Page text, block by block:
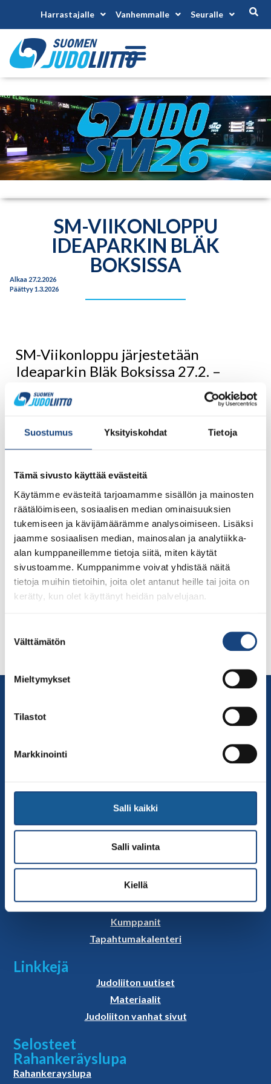
Suostumus Yksityiskohdat Tietoja
Tämä sivusto käyttää evästeitä
Käytämme evästeitä tarjoamamme sisällön ja mainosten
räätälöimiseen, sosiaalisen median ominaisuuksien
tukemiseen ja kävijämäärämme analysoimiseen. Lisäksi
jaamme sosiaalisen median, mainosalan ja analytiikka-
alan kumppaneillemme tietoja siitä, miten käytät
sivustoamme. Kumppanimme voivat yhdistää näitä
tietoja muihin tietoihin, joita olet antanut heille tai joita on
kerätty, kun olet käyttänyt heidän palvelujaan.
valinta
Välttämätön
Mieltymykset
Tilastot
Markkinointi
Salli kaikki
Salli valinta
Kiellä
Harrastajalle Vanhemmalle Seuralle
SM-VIIKONLOPPU
IDEAPARKIN BLÄK
BOKSISSA
Alkaa 27.2.2026
Päättyy 1.3.2026
SM-Viikonloppu järjestetään
Ideaparkin Bläk Boksissa 27.2. –
1.3.2026.
Boksissa Lempäälässä. Katso lisätietoja kilpailujen sivuilta
sarjat. Sunnuntaina 1.3. vuorossa ovat veteraanit, parajudo,
alle 21-vuotiaat ja aikuisten Mixed-Team -kilpailu.
Kilpailuun ilmoittaudutaan Judokisa.fi -palvelun kautta
22.2.2026 mennessä. Ilmoittautumismaksu maksettava
22.2.2026 mennessä. Yksilökilpailun osallistumismaksut
maksetaan Suomisportin kautta. Joukkuekilpailujen
osallistumismaksut maksetaan Suomen Judoliiton tilille
entiseen tapaan.
Soittoaika 8.00 – 15.30
toimisto@judo.fi
Sivut
Yhteystiedot
Judoliiton henkilöstö
Hallitus
Jäsenseurat
Kumppanit
Tapahtumakalenteri
Linkkejä
Judoliiton uutiset
Materiaalit
Judoliiton vanhat sivut
Selosteet
Rahankeräyslupa
Rahankerayslupa